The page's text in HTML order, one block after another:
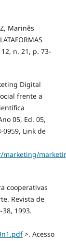
Marinês
n. 21, p. 73-
Digital
frente a
05, Ed. 05,
0959, Link de
marketing/
cooperativas
Revista de
1993.
>. Acesso